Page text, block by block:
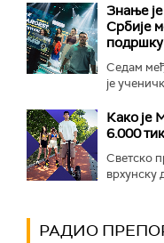
Знање
Србије
Седам
је
Како је
6.000
Светско
врхунску
РАДИО